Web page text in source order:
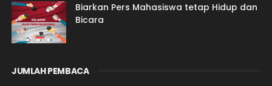
Biarkan Pers Mahasiswa tetap Hidup dan
Bicara
JUMLAH PEMBACA